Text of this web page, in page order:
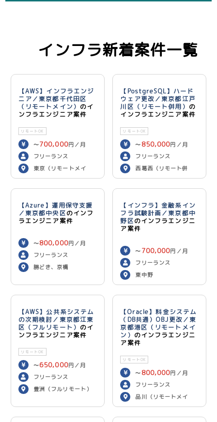
インフラ新着案件一覧
【AWS】インフラエンジ
ニア／東京都千代田区
（リモートメイン） のイ
ンフラエンジニア案件
リモートOK
〜700,000円／月
フリーランス
東京（リモートメイ
ン）
【PostgreSQL】ハード
ウェア更改／東京都江戸
川区（リモート併用） の
インフラエンジニア案件
リモートOK
〜 850,000円／月
フリーランス
西葛西（リモート併
用）
【Azure】運用保守支援
／東京都中央区のインフ
ラエンジニア案件
〜800,000円／月
フリーランス
勝どき、京橋
【インフラ】金融系イン
フラ試験計画／東京都中
野区のインフラエンジニ
ア案件
〜 700,000円／月
フリーランス
東中野
【AWS】公共系システム
の次期検討／東京都江東
区（フルリモート） のイ
ンフラエンジニア案件
リモートOK
〜650,000円／月
フリーランス
豊洲（フルリモート）
【Oracle】料金システム
（DB共通）OBJ更改／東
京都港区（リモートメイ
ン） のインフラエンジニ
ア案件
リモートOK
〜 800,000円／月
フリーランス
品川（リモートメイ
ン）